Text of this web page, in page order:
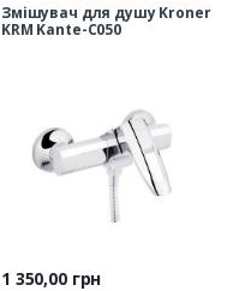
Змішувач для душу Kroner
KRM Kante-C050
Ціна
1 350,00 грн